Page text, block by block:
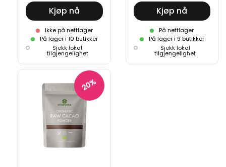
Kjøp nå
Ikke på nettlager
På lager i 10 butikker
Sjekk lokal
tilgjengelighet
Kjøp nå
På nettlager
På lager i 9 butikker
Sjekk lokal
tilgjengelighet
20%